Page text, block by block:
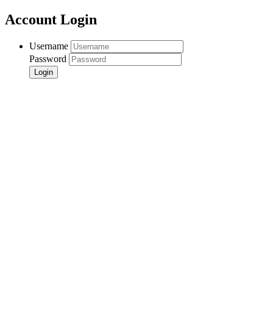
Account Login
Username
Password